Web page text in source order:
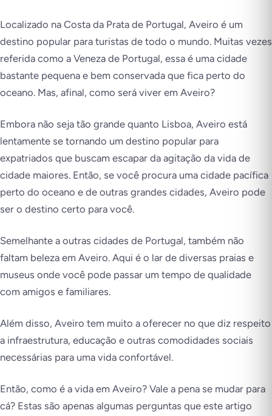
Localizado na Costa da Prata de Portugal, Aveiro é um
destino popular para turistas de todo o mundo. Muitas vezes
referida como a Veneza de Portugal, essa é uma cidade
bastante pequena e bem conservada que fica perto do
oceano. Mas, afinal, como será viver em Aveiro?
Embora não seja tão grande quanto Lisboa, Aveiro está
lentamente se tornando um destino popular para
expatriados que buscam escapar da agitação da vida de
cidade maiores. Então, se você procura uma cidade pacífica
perto do oceano e de outras grandes cidades, Aveiro pode
ser o destino certo para você.
Semelhante a outras cidades de Portugal, também não
faltam beleza em Aveiro. Aqui é o lar de diversas praias e
museus onde você pode passar um tempo de qualidade
com amigos e familiares.
Além disso, Aveiro tem muito a oferecer no que diz respeito
a infraestrutura, educação e outras comodidades sociais
necessárias para uma vida confortável.
Então, como é a vida em Aveiro? Vale a pena se mudar para
cá? Estas são apenas algumas perguntas que este artigo